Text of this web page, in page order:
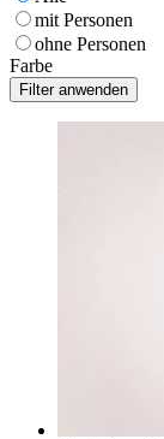
mit Personen
ohne Personen
Farbe